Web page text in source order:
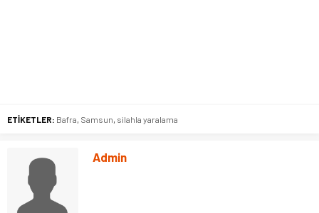
ETİKETLER: Bafra, Samsun, silahla yaralama
Admin